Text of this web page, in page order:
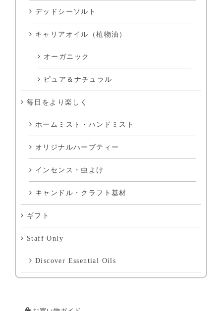
デッドシーソルト
キャリアオイル（植物油）
オーガニック
ピュア＆ナチュラル
毎日をより楽しく
ホームミスト・ハンドミスト
オリジナルハーブティー
インセンス・虫よけ
キャンドル・クラフト基材
ギフト
Staff Only
Discover Essential Oils